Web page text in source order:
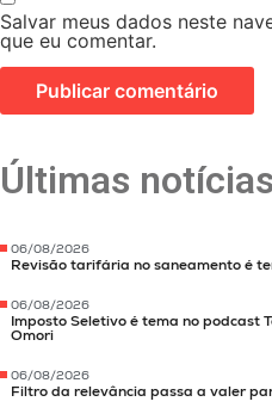
Salvar meus dados neste
que eu comentar.
Últimas notícias
06/08/2026
Revisão tarifária no saneamento é
06/08/2026
Imposto Seletivo é tema no podcast
Omori
06/08/2026
Filtro da relevância passa a valer